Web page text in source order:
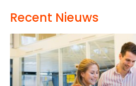
Recent Nieuws